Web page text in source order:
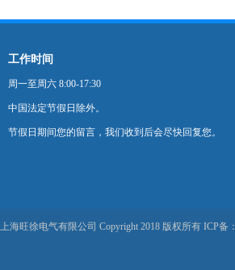
工作时间
周一至周六 8:00-17:30
中国法定节假日除外。
节假日期间您的留言，我们收到后会尽快回复您。
上海旺徐电气有限公司 Copyright 2018 版权所有 ICP备：